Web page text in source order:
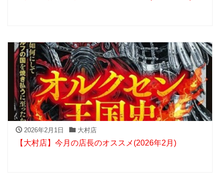
2026年2月1日 大村店
【大村店】今月の店長のオススメ(2026年2月)